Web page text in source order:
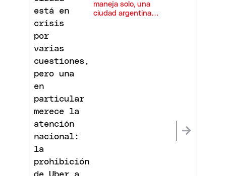
maneja solo, una
ciudad argentina